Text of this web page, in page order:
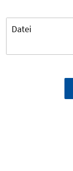
Datei